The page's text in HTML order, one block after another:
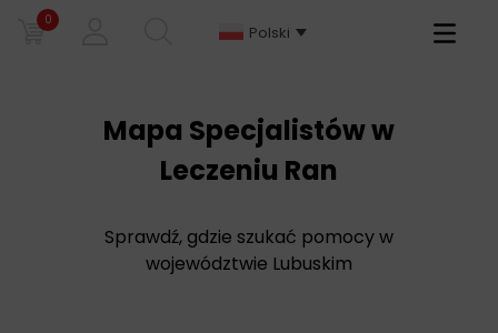
0
Polski
Primary
Mapa Specjalistów w
Leczeniu Ran
Sprawdź, gdzie szukać pomocy w
województwie Lubuskim